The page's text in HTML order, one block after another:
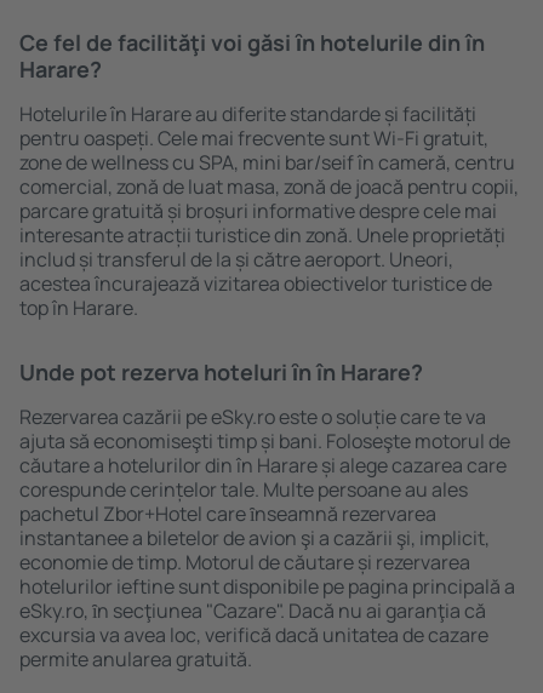
Ce fel de facilităţi voi găsi ȋn hotelurile din în
Harare?
Hotelurile în Harare au diferite standarde și facilități
pentru oaspeți. Cele mai frecvente sunt Wi-Fi gratuit,
zone de wellness cu SPA, mini bar/seif în cameră, centru
comercial, zonă de luat masa, zonă de joacă pentru copii,
parcare gratuită și broșuri informative despre cele mai
interesante atracții turistice din zonă. Unele proprietăți
includ și transferul de la și către aeroport. Uneori,
acestea încurajează vizitarea obiectivelor turistice de
top în Harare.
Unde pot rezerva hoteluri ȋn în Harare?
Rezervarea cazării pe eSky.ro este o soluție care te va
ajuta să economiseşti timp și bani. Foloseşte motorul de
căutare a hotelurilor din în Harare și alege cazarea care
corespunde cerințelor tale. Multe persoane au ales
pachetul Zbor+Hotel care ȋnseamnă rezervarea
instantanee a biletelor de avion şi a cazării şi, implicit,
economie de timp. Motorul de căutare și rezervarea
hotelurilor ieftine sunt disponibile pe pagina principală a
eSky.ro, ȋn secţiunea "Cazare". Dacă nu ai garanţia că
excursia va avea loc, verifică dacă unitatea de cazare
permite anularea gratuită.